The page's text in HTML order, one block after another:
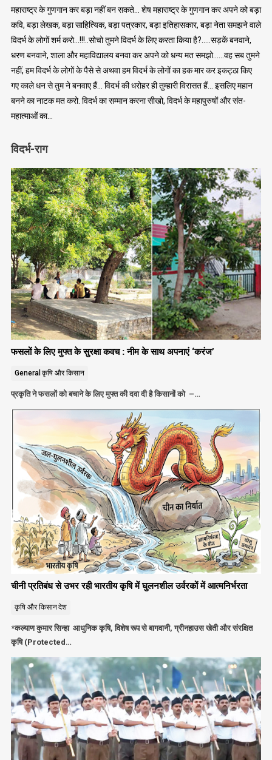
महाराष्ट्र के गुणगान कर बड़ा नहीं बन सकते… शेष महाराष्ट्र के गुणगान कर अपने को बड़ा
कवि, बड़ा लेखक, बड़ा साहित्यिक, बड़ा पत्रकार, बड़ा इतिहासकार, बड़ा नेता समझने वाले
विदर्भ के लोगों शर्म करो…!!!..सोचो तुमने विदर्भ के लिए करता किया है?…..सड़कें बनवाने,
धरण बनवाने, शाला और महाविद्यालय बनवा कर अपने को धन्य मत समझो……वह सब तुमने
नहीं, हम विदर्भ के लोगों के पैसे से अथवा हम विदर्भ के लोगों का हक मार कर इकट्ठा किए
गए काले धन से तुम ने बनवाए हैं… विदर्भ की धरोहर ही तुम्हारी विरासत हैं… इसलिए महान
बनने का नाटक मत करो. विदर्भ का सम्मान करना सीखो, विदर्भ के महापुरुषों और संत-
महात्माओं का…
विदर्भ-राग
फसलों के लिए मुफ्त के सुरक्षा कवच : नीम के साथ अपनाएं ‘करंज’
General कृषि और किसान
प्रकृति ने फसलों को बचाने के लिए मुफ्त की दवा दी है किसानों को –…
चीनी प्रतिबंध से उभर रही भारतीय कृषि में घुलनशील उर्वरकों में आत्मनिर्भरता
कृषि और किसानदेश
*कल्याण कुमार सिन्हा आधुनिक कृषि, विशेष रूप से बागवानी, ग्रीनहाउस खेती और संरक्षित
कृषि (Protected…